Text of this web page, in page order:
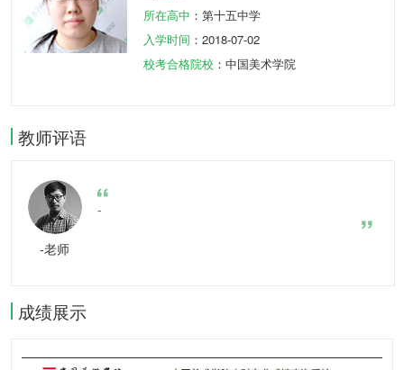
所在高中 ：第十五中学
入学时间 ：2018-07-02
校考合格院校 ：中国美术学院
教师评语
-老师
-
成绩展示